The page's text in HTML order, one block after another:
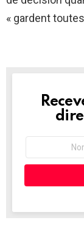
« gardent